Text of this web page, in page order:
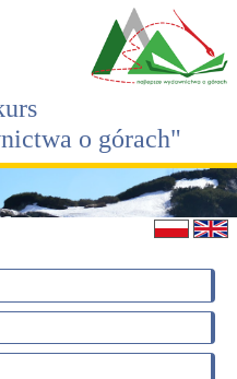
o górach"